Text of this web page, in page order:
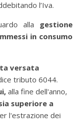
l’Iva.
alla gestione
in consumo
versata
tributo 6044.
alla fine dell'anno,
superiore a
l'estrazione dei